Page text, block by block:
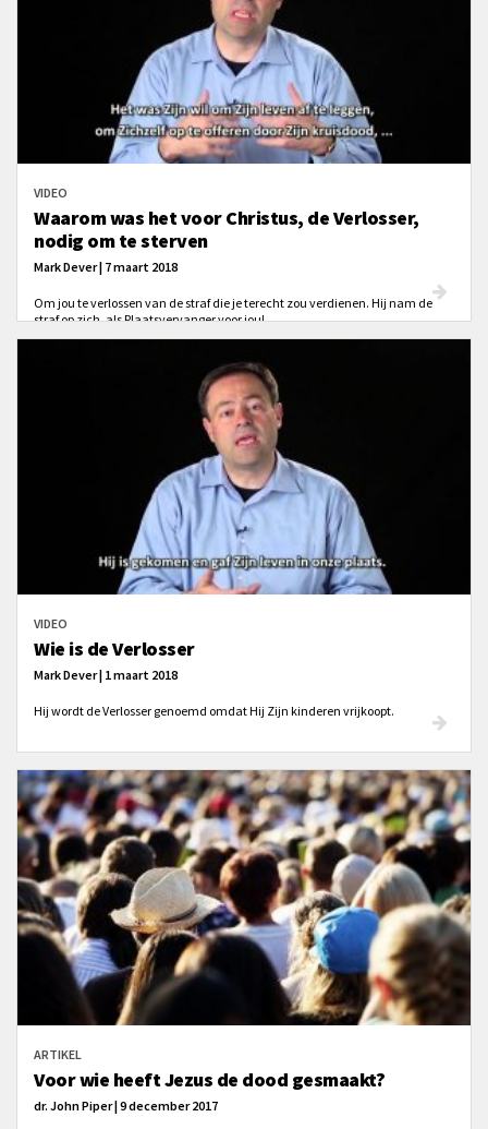
VIDEO
Waarom was het voor Christus, de Verlosser,
nodig om te sterven
Mark Dever | 7 maart 2018
Om jou te verlossen van de straf die je terecht zou verdienen. Hij nam de
straf op zich, als Plaatsvervanger voor jou!
VIDEO
Wie is de Verlosser
Mark Dever | 1 maart 2018
Hij wordt de Verlosser genoemd omdat Hij Zijn kinderen vrijkoopt.
ARTIKEL
Voor wie heeft Jezus de dood gesmaakt?
dr. John Piper | 9 december 2017